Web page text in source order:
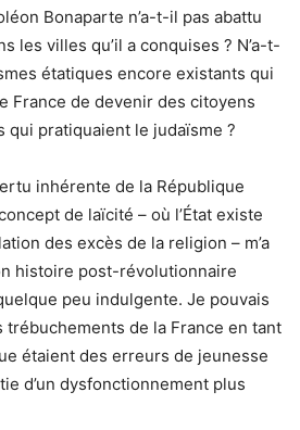
Bonaparte n’a-t-il pas abattu
les villes qu’il a conquises ? N’a-t-
étatiques encore existants qui
France de devenir des citoyens
qui pratiquaient le judaïsme ?
inhérente de la République
de laïcité – où l’État existe
des excès de la religion – m’a
histoire post-révolutionnaire
peu indulgente. Je pouvais
trébuchements de la France en tant
étaient des erreurs de jeunesse
d’un dysfonctionnement plus